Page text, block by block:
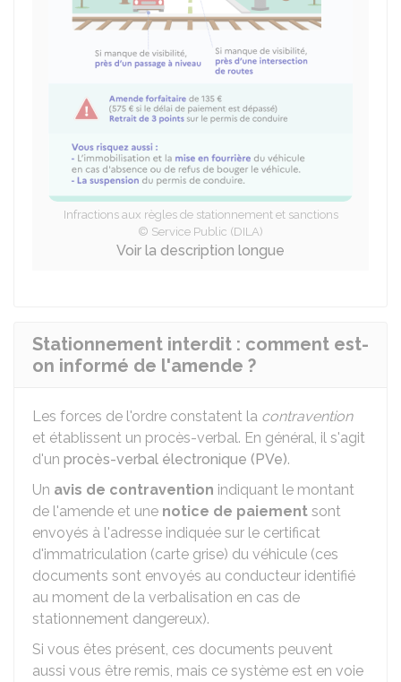
Infractions aux règles de stationnement et sanctions
© Service Public (DILA)
Voir la description longue
Stationnement interdit : comment est-
on informé de l'amende ?
Les forces de l'ordre constatent la contravention
et établissent un procès-verbal. En général, il s'agit
d'un procès-verbal électronique (PVe).
Un avis de contravention indiquant le montant
de l'amende et une notice de paiement sont
envoyés à l'adresse indiquée sur le certificat
d'immatriculation (carte grise) du véhicule (ces
documents sont envoyés au conducteur identifié
au moment de la verbalisation en cas de
stationnement dangereux).
Si vous êtes présent, ces documents peuvent
aussi vous être remis, mais ce système est en voie